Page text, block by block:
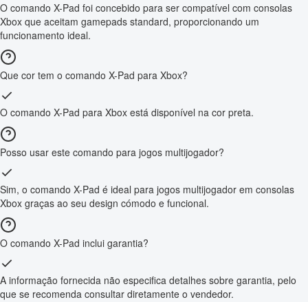
O comando X-Pad foi concebido para ser compatível com consolas
Xbox que aceitam gamepads standard, proporcionando um
funcionamento ideal.
Que cor tem o comando X-Pad para Xbox?
O comando X-Pad para Xbox está disponível na cor preta.
Posso usar este comando para jogos multijogador?
Sim, o comando X-Pad é ideal para jogos multijogador em consolas
Xbox graças ao seu design cómodo e funcional.
O comando X-Pad inclui garantia?
A informação fornecida não especifica detalhes sobre garantia, pelo
que se recomenda consultar diretamente o vendedor.